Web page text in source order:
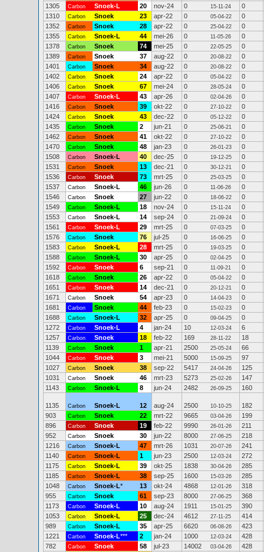
1305
Carbon Snoek-L 20 nov-24 0 15-11-24
0
1310
Carbon Snoek 23 apr-22 0 05-04-22
0
1352
Carbon Snoek 28 apr-22 0 25-04-22
0
1355
Carbon Snoek-L 44 mei-26 0 11-05-26
0
1378
Carbon Snoek 74 mei-25 0 22-05-25
0
1389
Carbon Snoek 37 aug-22 0 20-08-22
0
1401
Carbon Snoek 34 aug-22 0 20-08-22
0
1402
Carbon Snoek 24 apr-22 0 05-04-22
0
1406
Carbon Snoek 67 mei-24 0 28-05-24
0
1407
Carbon Snoek-L 43 apr-26 0 02-04-26
0
1416
Carbon Snoek 39 okt-22 0 27-10-22
0
1424
Carbon Snoek 43 dec-22 0 05-12-22
0
1435
Carbon Snoek 2 jun-21 0 25-06-21
0
1462
Carbon Snoek 41 okt-22 0 27-10-22
0
1470
Carbon Snoek 48 jan-23 0 26-01-23
0
1508
Carbon Snoek-L 40 dec-25 0 19-12-25
0
1531
Carbon Snoek 13 dec-21 0 30-12-21
0
1536
Carbon Snoek 73 mrt-25 0 25-03-25
0
1537
Carbon Snoek-L 46 jun-26 0 11-06-26
0
1546
Carbon Snoek 27 jun-22 0 18-06-22
0
1549
Carbon Snoek-L 18 nov-24 0 15-11-24
0
1553
Carbon Snoek-L 14 sep-24 0 21-09-24
0
1561
Carbon Snoek-L 29 mrt-25 0 07-03-25
0
1576
Carbon Snoek 76 jul-25 0 16-06-25
0
1583
Carbon Snoek-L 28 mrt-25 0 19-03-25
0
1588
Carbon Snoek-L 30 apr-25 0 02-04-25
0
1592
Carbon Snoek 6 sep-21 0 11-09-21
0
1618
Carbon Snoek 26 apr-22 0 05-04-22
0
1651
Carbon Snoek 14 dec-21 0 20-12-21
0
1671
Carbon Snoek 54 apr-23 0 14-04-23
0
1681
Carbon Snoek 44 feb-23 0 15-02-23
0
1688
Carbon Snoek-L 32 apr-25 0 09-04-25
0
1272
Carbon Snoek-L 4 jan-24 10 12-03-24
6
1257
Carbon Snoek 18 feb-22 169 28-11-22
18
1139
Carbon Snoek 1 apr-21 2500 25-05-24
66
1044
Carbon Snoek 3 mei-21 5000 15-09-25
97
1027
Carbon Snoek 38 sep-22 5417 24-04-26
125
1031
Carbon Snoek 46 mrt-23 5273 25-02-26
147
1143
Carbon Snoek-L 8 jun-24 2482 26-09-25 160
1135 Carbon Snoek-L 12 aug-24 2500 10-10-25
182
903
Carbon Snoek 22 mrt-22 9665 03-04-26
199
896
Carbon Snoek 19 feb-22 9990 26-01-26
211
952
Carbon Snoek 30 jun-22 8000 27-06-25
218
1216
Carbon Snoek-L 47 mrt-26 1031 20-07-26
241
1140
Carbon Snoek-L 1 jun-23 2500 12-03-24
272
1175
Carbon Snoek-L 39 okt-25 1838 30-04-26
285
1185
Carbon Snoek-L 38 sep-25 1600 15-03-26
285
1048
Carbon Snoek-L* 13 okt-24 4868 12-01-26
318
955
Carbon Snoek 61 sep-23 8000 27-06-25
368
1173
Carbon Snoek-L 10 aug-24 1911 15-01-25
390
1053
Carbon Snoek-L 25 dec-24 4612 27-11-25
414
989
Carbon Snoek-L 35 apr-25 6620 06-08-26
423
1221
Carbon Snoek-L*** 2 jan-24 1000 12-03-24
428
782
Carbon Snoek 58 jul-23 14002 03-04-26
428